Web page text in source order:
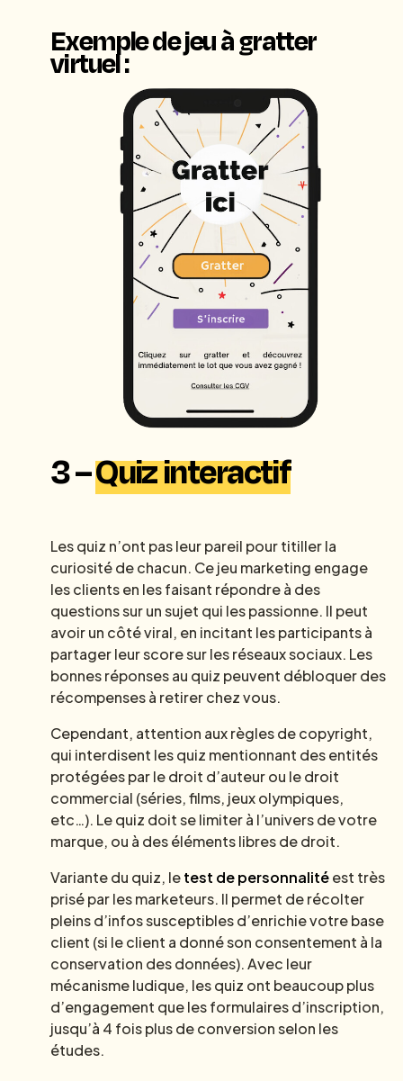
Exemple de jeu à gratter
virtuel :
3 –Quiz interactif
Les quiz n’ont pas leur pareil pour titiller la
curiosité de chacun. Ce jeu marketing engage
les clients en les faisant répondre à des
questions sur un sujet qui les passionne. Il peut
avoir un côté viral, en incitant les participants à
partager leur score sur les réseaux sociaux. Les
bonnes réponses au quiz peuvent débloquer des
récompenses à retirer chez vous.
Cependant, attention aux règles de copyright,
qui interdisent les quiz mentionnant des entités
protégées par le droit d’auteur ou le droit
commercial (séries, films, jeux olympiques,
etc…). Le quiz doit se limiter à l’univers de votre
marque, ou à des éléments libres de droit.
Variante du quiz, letest de personnalitéest très
prisé par les marketeurs. Il permet de récolter
pleins d’infos susceptibles d’enrichie votre base
client (si le client a donné son consentement à la
conservation des données). Avec leur
mécanisme ludique, les quiz ont beaucoup plus
d’engagement que les formulaires d’inscription,
jusqu’à 4 fois plus de conversion selon les
études.